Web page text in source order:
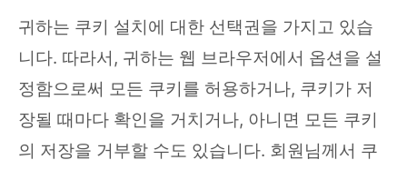
귀하는 쿠키 설치에 대한 선택권을 가지고 있습
니다. 따라서, 귀하는 웹 브라우저에서 옵션을 설
정함으로써 모든 쿠키를 허용하거나, 쿠키가 저
장될 때마다 확인을 거치거나, 아니면 모든 쿠키
의 저장을 거부할 수도 있습니다. 회원님께서 쿠